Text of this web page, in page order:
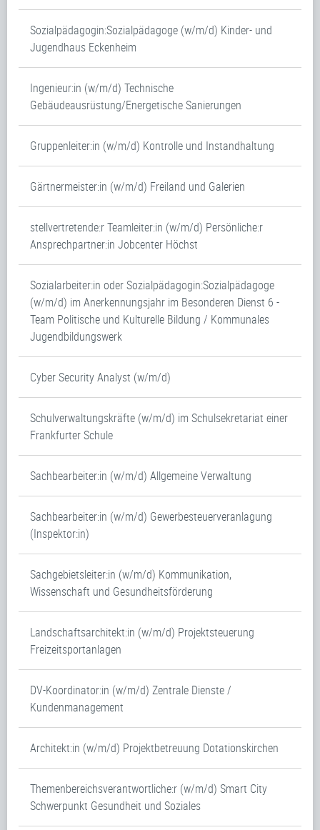
Sozialpädagogin:Sozialpädagoge (w/m/d) Kinder- und
Jugendhaus Eckenheim
Ingenieur:in (w/m/d) Technische
Gebäudeausrüstung/Energetische Sanierungen
Gruppenleiter:in (w/m/d) Kontrolle und Instandhaltung
Gärtnermeister:in (w/m/d) Freiland und Galerien
stellvertretende:r Teamleiter:in (w/m/d) Persönliche:r
Ansprechpartner:in Jobcenter Höchst
Sozialarbeiter:in oder Sozialpädagogin:Sozialpädagoge
(w/m/d) im Anerkennungsjahr im Besonderen Dienst 6 -
Team Politische und Kulturelle Bildung / Kommunales
Jugendbildungswerk
Cyber Security Analyst (w/m/d)
Schulverwaltungskräfte (w/m/d) im Schulsekretariat einer
Frankfurter Schule
Sachbearbeiter:in (w/m/d) Allgemeine Verwaltung
Sachbearbeiter:in (w/m/d) Gewerbesteuerveranlagung
(Inspektor:in)
Sachgebietsleiter:in (w/m/d) Kommunikation,
Wissenschaft und Gesundheitsförderung
Landschaftsarchitekt:in (w/m/d) Projektsteuerung
Freizeitsportanlagen
DV-Koordinator:in (w/m/d) Zentrale Dienste /
Kundenmanagement
Architekt:in (w/m/d) Projektbetreuung Dotationskirchen
Themenbereichsverantwortliche:r (w/m/d) Smart City
Schwerpunkt Gesundheit und Soziales